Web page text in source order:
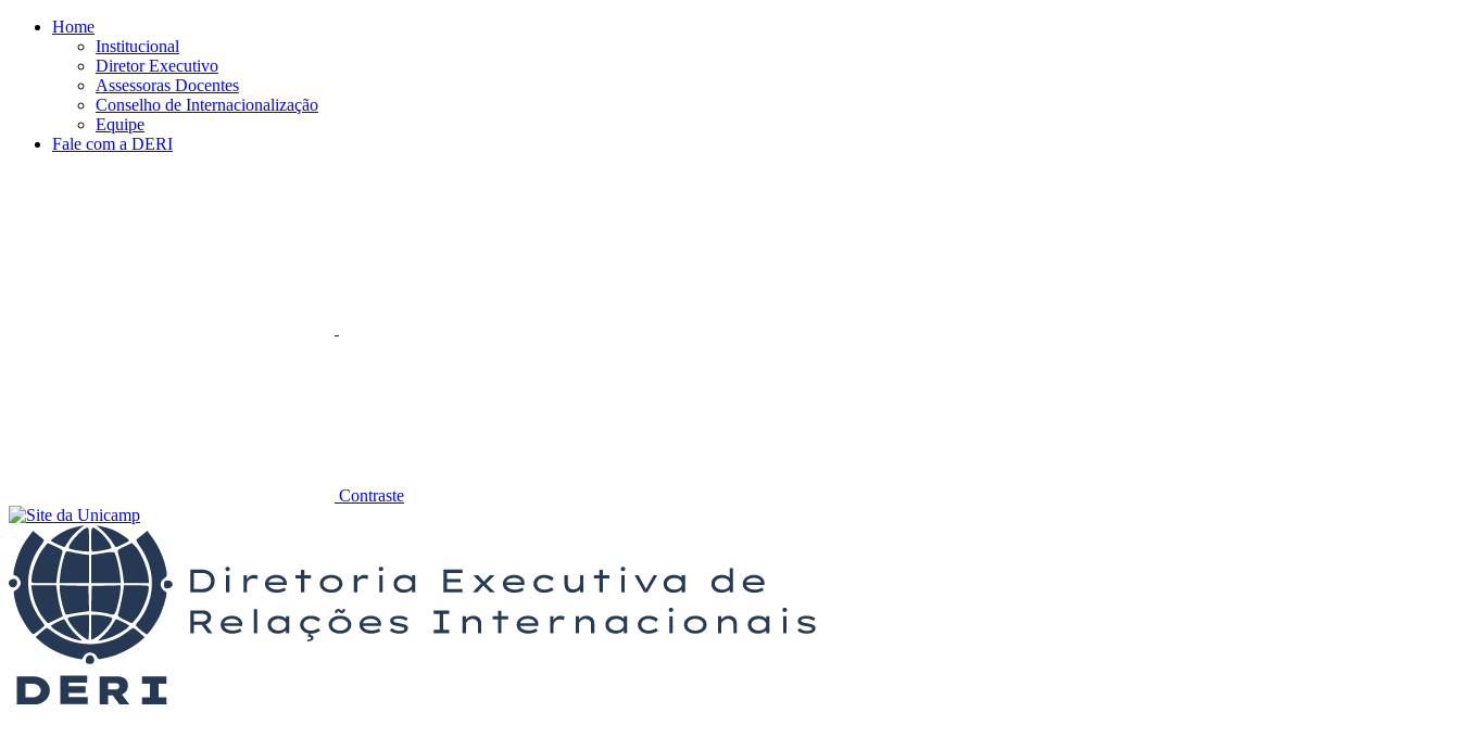
Conteúdo principal
Home
Institucional
Diretor Executivo
Assessoras Docentes
Conselho de Internacionalização
Equipe
Fale com a DERI
Contraste